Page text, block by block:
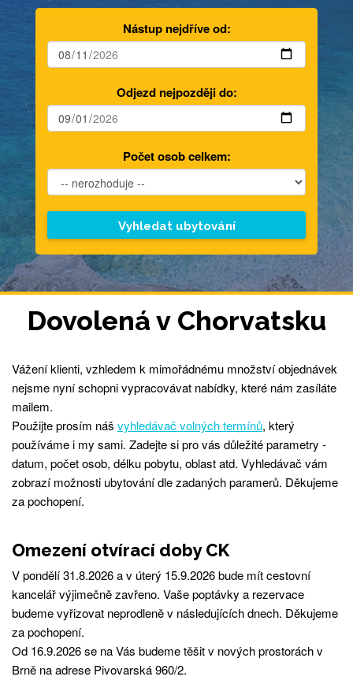
Nástup nejdříve od:
Odjezd nejpozději do:
Počet osob celkem:
Dovolená v Chorvatsku
Vážení klienti, vzhledem k mimořádnému množství objednávek
nejsme nyní schopni vypracovávat nabídky, které nám zasíláte
mailem.
Použijte prosím náš vyhledávač volných termínů, který
používáme i my sami. Zadejte si pro vás důležité parametry -
datum, počet osob, délku pobytu, oblast atd. Vyhledávač vám
zobrazí možnosti ubytování dle zadaných paramerů. Děkujeme
za pochopení.
Omezení otvírací doby CK
V pondělí 31.8.2026 a v úterý 15.9.2026 bude mít cestovní
kancelář výjimečně zavřeno. Vaše poptávky a rezervace
budeme vyřizovat neprodleně v následujících dnech. Děkujeme
za pochopení.
Od 16.9.2026 se na Vás budeme těšit v nových prostorách v
Brně na adrese Pivovarská 960/2.